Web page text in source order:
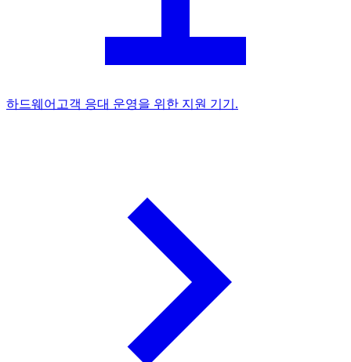
하드웨어 고객 응대 운영을 위한 지원 기기.